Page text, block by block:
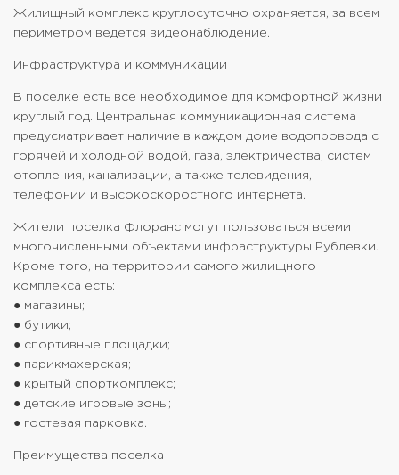
Жилищный комплекс круглосуточно охраняется, за всем
периметром ведется видеонаблюдение.
Инфраструктура и коммуникации
В поселке есть все необходимое для комфортной жизни
круглый год. Центральная коммуникационная система
предусматривает наличие в каждом доме водопровода с
горячей и холодной водой, газа, электричества, систем
отопления, канализации, а также телевидения,
телефонии и высокоскоростного интернета.
Жители поселка Флоранс могут пользоваться всеми
многочисленными объектами инфраструктуры Рублевки.
Кроме того, на территории самого жилищного
комплекса есть:
● магазины;
● бутики;
● спортивные площадки;
● парикмахерская;
● крытый спорткомплекс;
● детские игровые зоны;
● гостевая парковка.
Преимущества поселка